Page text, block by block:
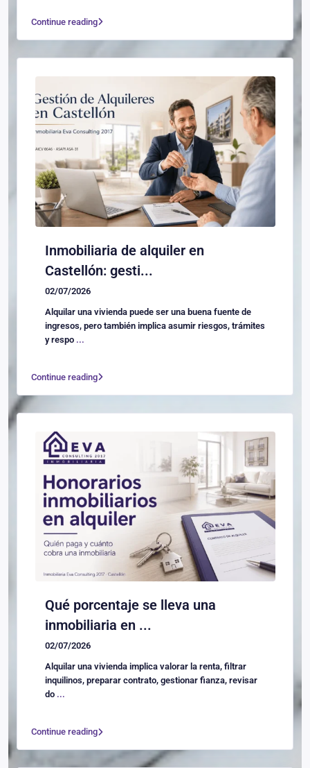
Continue reading
Inmobiliaria de alquiler en
Castellón: gesti...
02/07/2026
Alquilar una vivienda puede ser una buena fuente de
ingresos, pero también implica asumir riesgos, trámites
y respo ...
Continue reading
Qué porcentaje se lleva una
inmobiliaria en ...
02/07/2026
Alquilar una vivienda implica valorar la renta, filtrar
inquilinos, preparar contrato, gestionar fianza, revisar
do ...
Continue reading